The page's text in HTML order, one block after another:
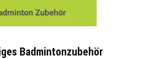
Badmintonzubehör